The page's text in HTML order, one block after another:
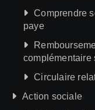
Comprendre
paye
complémentaire
Circulaire
Action sociale